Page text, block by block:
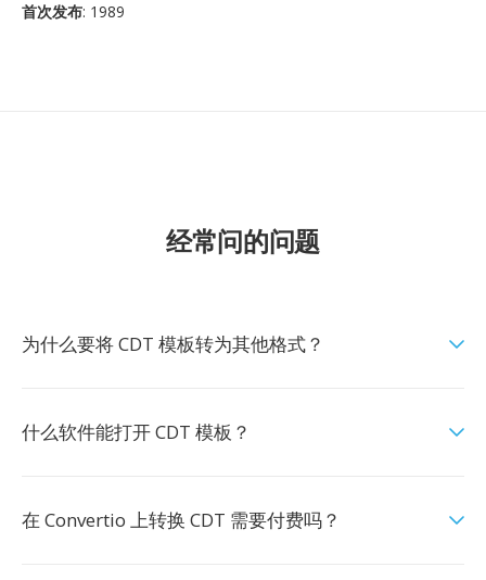
首次发布: 1989
经常问的问题
为什么要将 CDT 模板转为其他格式？
什么软件能打开 CDT 模板？
在 Convertio 上转换 CDT 需要付费吗？